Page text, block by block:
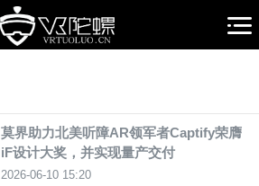
莫界助力北美听障AR领军者Captify荣膺
iF设计大奖，并实现量产交付
2026-06-10 15:20